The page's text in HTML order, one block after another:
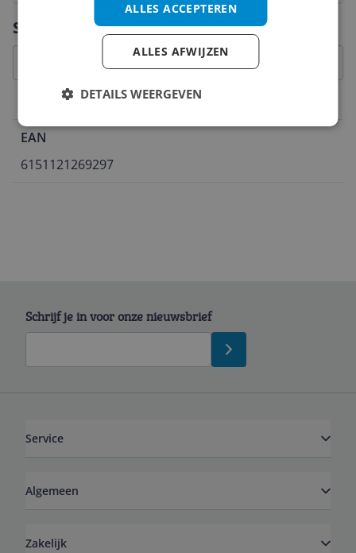
Specificaties
Belangrijkste kenmerken
EAN
6151121269297
Vraag 1 van 4
Schrijf je in voor onze nieuwsbrief
Service
Algemeen
Zakelijk
ALLES ACCEPTEREN
ALLES AFWIJZEN
DETAILS WEERGEVEN